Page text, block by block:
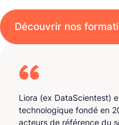
Découvrir nos
Liora (ex DataScientest)
technologique fondé en
acteurs de référence du